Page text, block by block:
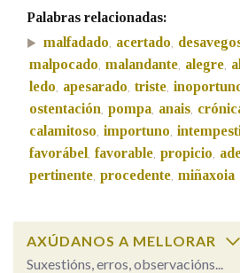
Marcas gramaticais
Pertence a
LIMPAR
Palabras relacionadas:
malfadado acertado
malpocado malandante alegre
ledo apesarado triste
ostentación pompa anais
calamitoso importuno
favorábel favorable propicio
pertinente procedente miñaxoia
AXÚDANOS A MELLORAR
Suxestións, erros, observacións...